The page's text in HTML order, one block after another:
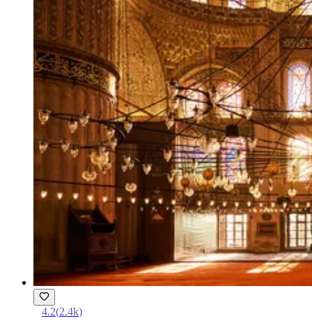
4.2(2.4k)